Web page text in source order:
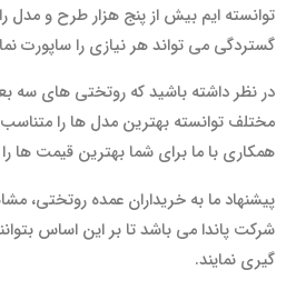
توانسته ایم بیش از پنج هزار طرح و مدل را
گستردگی می تواند هر نیازی را ساپورت
در نظر داشته باشید که روتختی های سه
مختلف توانسته بهترین مدل ها را متناسب
همکاری با ما برای شما بهترین قیمت ها
پیشنهاد ما به خریداران عمده روتختی،
شرکت پاندا می باشد تا بر این اساس
گیری نمایند.